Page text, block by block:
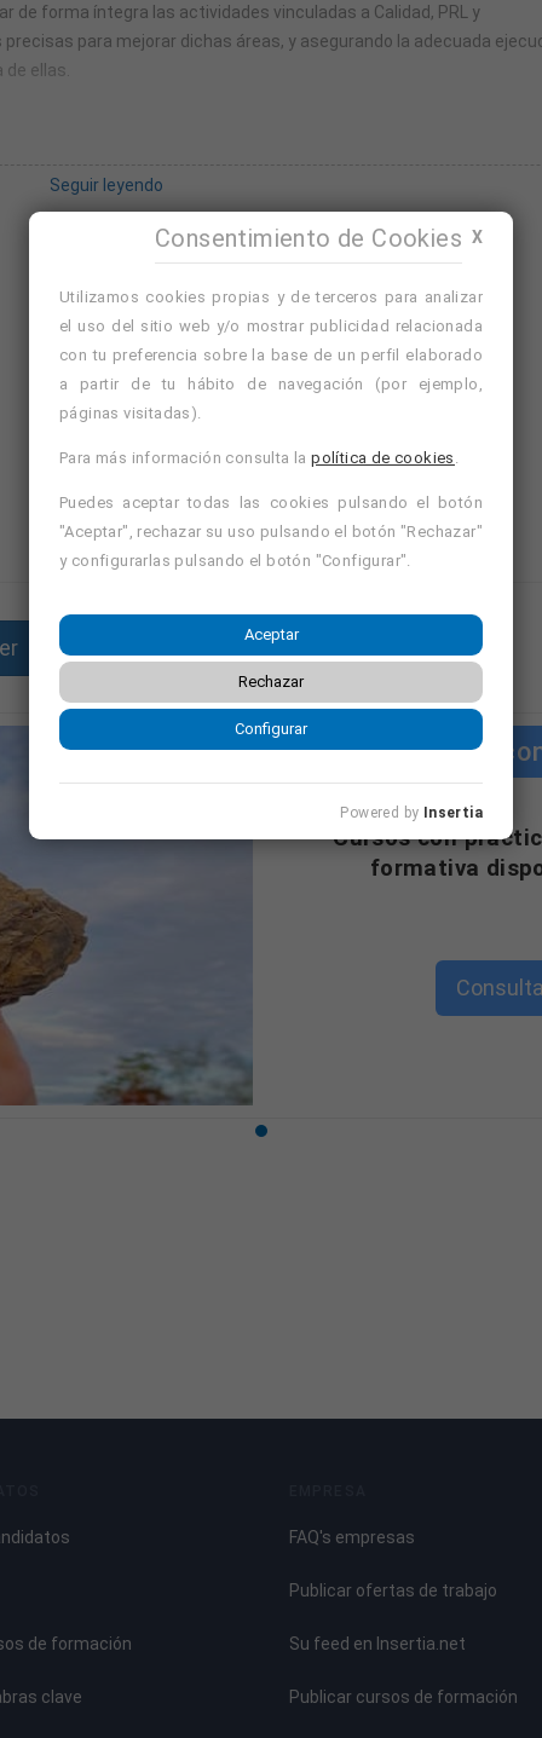
de forma íntegra las actividades vinculadas a Calidad, PRL y
para mejorar dichas áreas, y asegurando la adecuada
ellas.
exitoso de las auditorías.
Riesgos Laborales en coordinación con el servicio de prevención
y PRL.
áreas productivas
con diferentes áreas de trabajo.
e implantar adecuados sistemas de calidad.
producción. . .
complementaria necesaria en Prevención, Calidad y
e ISO 45001:2018
comunicativa y tienes conocimiento y experiencia
¡queremos conocerte!
Seguir leyendo
Avísame de ofertas similares
Ver cursos de formación de Albacete, Albacete
Ver cursos de formación de Albacete
Enviar currículum
Cursos
"Cursos con
formativa
de formación
clave
FAQ's empresas
Publicar ofertas de trabajo
Su feed en Insertia.net
Publicar cursos de formación
X
Consentimiento de Cookies
Utilizamos cookies propias y de terceros para analizar
el uso del sitio web y/o mostrar publicidad relacionada
con tu preferencia sobre la base de un perfil elaborado
a partir de tu hábito de navegación (por ejemplo,
páginas visitadas).
Para más información consulta lapolítica de cookies .
Puedes aceptar todas las cookies pulsando el botón
"Aceptar", rechazar su uso pulsando el botón "Rechazar"
y configurarlas pulsando el botón "Configurar".
Aceptar
Rechazar
Configurar
Powered by Insertia